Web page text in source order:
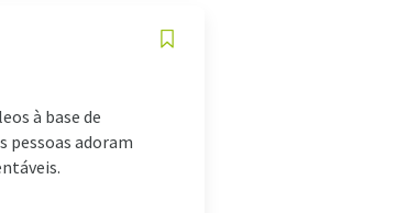
à base de
pessoas adoram